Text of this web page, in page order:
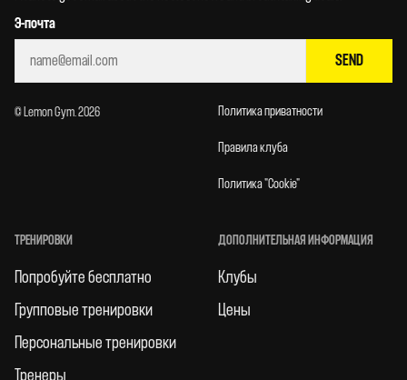
Э-почта
SEND
© Lemon Gym. 2026 Политика приватности
Правила клуба
Политика "Cookie"
ТРЕНИРОВКИ
Попробуйте бесплатно
Групповые тренировки
Персональные тренировки
Тренеры
ДОПОЛНИТЕЛЬНАЯ ИНФОРМАЦИЯ
Клубы
Цены